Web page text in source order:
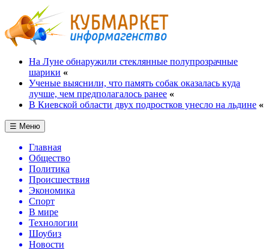
На Луне обнаружили стеклянные полупрозрачные
шарики «
Ученые выяснили, что память собак оказалась куда
лучше, чем предполагалось ранее «
В Киевской области двух подростков унесло на льдине «
☰ Меню
Главная
Общество
Политика
Происшествия
Экономика
Спорт
В мире
Технологии
Шоубиз
Новости